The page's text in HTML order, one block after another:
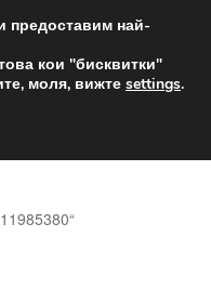
12 лв.
свят
предоставим най-
кои "бисквитки"
моля, вижте settings.